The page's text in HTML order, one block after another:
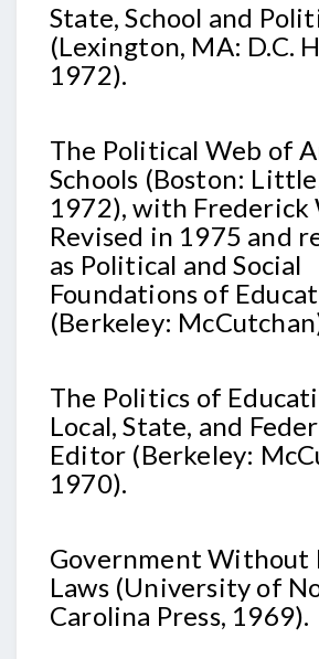
State, School and
(Lexington, MA: D.C.
1972).
The Political Web of
Schools (Boston:
1972), with Frederick
Revised in 1975 and
as Political and Social
Foundations of
(Berkeley:
The Politics of
Local, State, and
Editor (Berkeley:
1970).
Government Without
Laws (University of
Carolina Press, 1969).